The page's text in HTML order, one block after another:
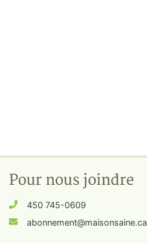
Pour nous joindre
450 745-0609
abonnement@maisonsaine.ca